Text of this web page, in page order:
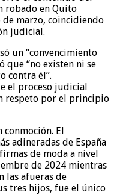
robado en Quito
marzo, coincidiendo
judicial.
un “convencimiento
que “no existen ni se
contra él”.
el proceso judicial
respeto por el principio
El
adineradas de España
de moda a nivel
de 2024 mientras
las afueras de
tres hijos, fue el único